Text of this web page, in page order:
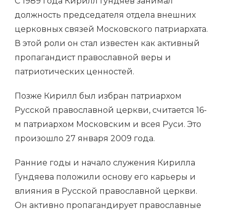
должность председателя отдела внешних
церковных связей Московского патриархата.
В этой роли он стал известен как активный
пропагандист православной веры и
патриотических ценностей.
Позже Кирилл был избран патриархом
Русской православной церкви, считается 16-
м патриархом Московским и всея Руси. Это
произошло 27 января 2009 года.
Ранние годы и начало служения Кирилла
Гундяева положили основу его карьеры и
влияния в Русской православной церкви.
Он активно пропагандирует православные